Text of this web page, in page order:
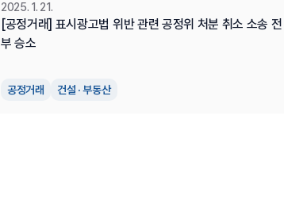
공정거래 건설 · 부동산
[공정거래] 표시광고법 위반 관련 공정위 처분 취소 소송 전
부 승소
2025. 1. 21.